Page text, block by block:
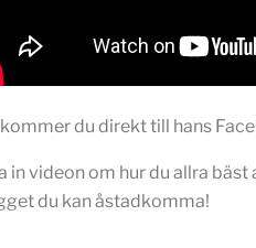
du direkt till hans
in videon om hur du allra
du kan åstadkomma!